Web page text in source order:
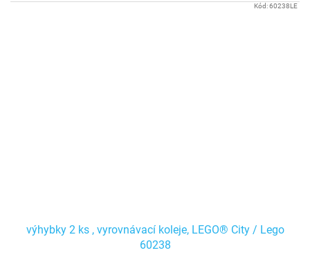
výhybky 2 ks , vyrovnávací koleje, LEGO® City / Lego
60238
Kód:60238LE